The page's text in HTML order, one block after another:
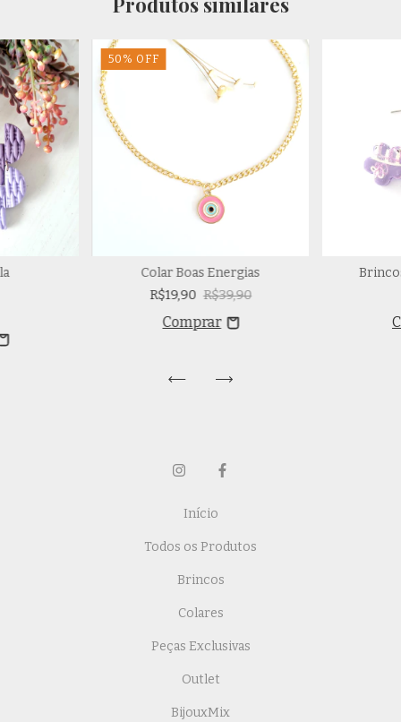
50 % OFF
Colar Boas Energias
R$19,90 R$39,90
Início
Todos os Produtos
Brincos
Colares
Peças Exclusivas
Outlet
BijouxMix